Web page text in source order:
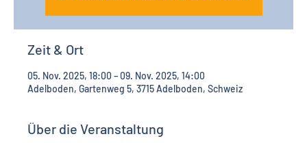
Zeit & Ort
05. Nov. 2025, 18:00 – 09. Nov. 2025, 14:00
Adelboden, Gartenweg 5, 3715 Adelboden, Schweiz
Über die Veranstaltung